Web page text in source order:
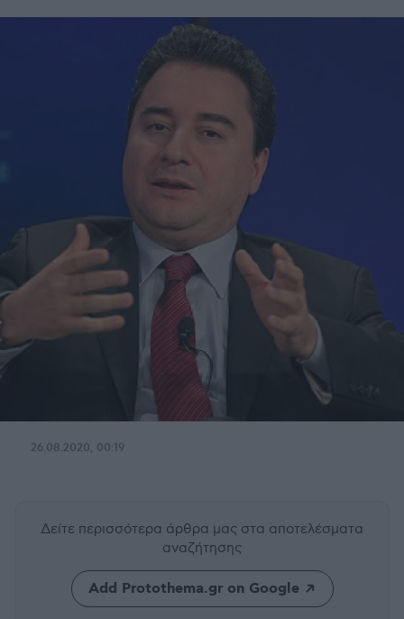
26.08.2020, 00:19
Δείτε περισσότερα άρθρα μας στα αποτελέσματα
αναζήτησης
Add Protothema.gr on Google